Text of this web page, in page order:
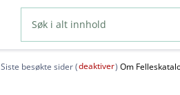
Siste besøkte sider (deaktiver) Om